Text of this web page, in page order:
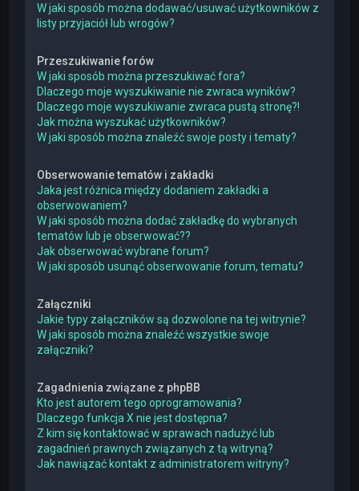
W jaki sposób można dodawać/usuwać użytkowników z
listy przyjaciół lub wrogów?
Przeszukiwanie forów
W jaki sposób można przeszukiwać fora?
Dlaczego moje wyszukiwanie nie zwraca wyników?
Dlaczego moje wyszukiwanie zwraca pustą stronę?!
Jak można wyszukać użytkowników?
W jaki sposób można znaleźć swoje posty i tematy?
Obserwowanie tematów i zakładki
Jaka jest różnica między dodaniem zakładki a
obserwowaniem?
W jaki sposób można dodać zakładkę do wybranych
tematów lub je obserwować??
Jak obserwować wybrane forum?
W jaki sposób usunąć obserwowanie forum, tematu?
Załączniki
Jakie typy załączników są dozwolone na tej witrynie?
W jaki sposób można znaleźć wszystkie swoje
załączniki?
Zagadnienia związane z phpBB
Kto jest autorem tego oprogramowania?
Dlaczego funkcja X nie jest dostępna?
Z kim się kontaktować w sprawach nadużyć lub
zagadnień prawnych związanych z tą witryną?
Jak nawiązać kontakt z administratorem witryny?